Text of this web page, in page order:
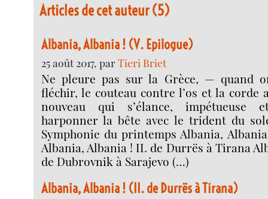
Articles de cet auteur (5)
Albania, Albania ! (V. Epilogue)
25 août 2017, parTieri Briet
Ne pleure pas sur la Grèce, — quand
fléchir, le couteau contre l’os et la corde
nouveau qui s’élance, impétueuse
harponner la bête avec le trident du
Symphonie du printemps Albania,
Albania, Albania ! II. de Durrës à Tirana
de Dubrovnik à Sarajevo (…)
Albania, Albania ! (II. de Durrës à Tirana)